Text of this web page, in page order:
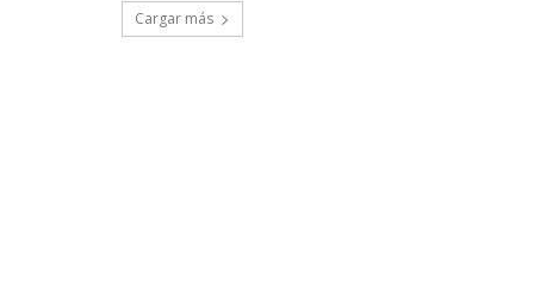
Cargar más